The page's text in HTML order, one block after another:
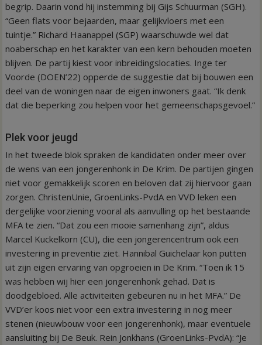
begrip. Daarin vond hij instemming bij Gijs Schuurman (SGH).
“Geen flats voor bejaarden, maar gelijkvloers met een
tuintje.” Richard Haanappel (SGP) waarschuwde wel dat
noaberschap en het karakter van een kern behouden moeten
blijven. De partij kiest voor inbreidingslocaties. Inge ter
Voorde (DOEN’22) opperde de suggestie dat bij bouwen een
deel van de woningen naar de eigen inwoners gaat. “Ik denk
dat die beperking zou helpen voor het gemeenschapsgevoel.”
Plek voor jeugd
In het tweede blok spraken de kandidaten onder meer over
de wens van een jongerenhonk in De Krim. De partijen gingen
niet voor gemakkelijk scoren en beloven dat zij hiervoor gaan
zorgen. ChristenUnie, GroenLinks-PvdA en VVD leken een
dergelijke voorziening vooral als aanvulling op het bestaande
MFA te zien. “Dat zou een mooie samenhang zijn”, aldus
Marcel Kuckelkorn (CU), die een jongerencentrum ook een
investering in preventie ziet. Hannibal Guichelaar kon putten
uit zijn eigen ervaring van opgroeien in De Krim. “Toen ik 15
was hebben wij hier een jongerenhonk gehad. Dat is
doodgebloed. Alle activiteiten gebeuren nu in het MFA.” De
VVD’er koos niet voor een extra investering in nog meer
stenen (nieuwbouw voor een jongerenhonk), maar eventuele
aansluiting bij De Beuk. Rein Jonkhans (GroenLinks-PvdA): “Je